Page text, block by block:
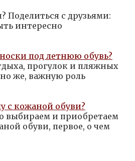
Поделиться с друзьями:
интересно
под летнюю обувь?
прогулок и пляжных
же, важную роль
с кожаной обуви?
выбираем и приобретаем
обуви, первое, о чем